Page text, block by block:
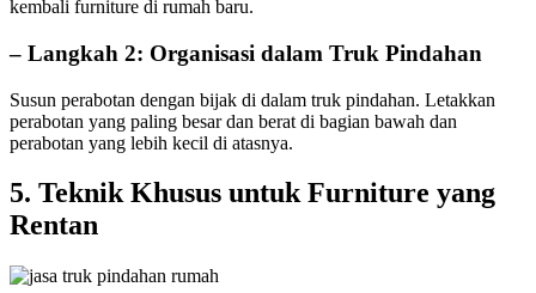
kembali furniture di rumah baru.
– Langkah 2: Organisasi dalam Truk Pindahan
Susun perabotan dengan bijak di dalam truk pindahan. Letakkan
perabotan yang paling besar dan berat di bagian bawah dan
perabotan yang lebih kecil di atasnya.
5. Teknik Khusus untuk Furniture yang
Rentan